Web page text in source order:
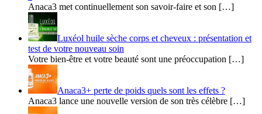
Anaca3 met continuellement son savoir-faire et son […]
Luxéol huile sèche corps et cheveux : présentation et
test de votre nouveau soin
Votre bien-être et votre beauté sont une préoccupation […]
Anaca3+ perte de poids quels sont les effets ?
Anaca3 lance une nouvelle version de son très célèbre […]